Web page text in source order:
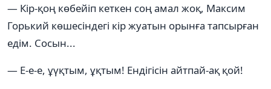
— Кір-қоң көбейіп кеткен соң амал жоқ, Максим
Горький көшесіндегі кір жуатын орынға тапсырған
едім. Сосын...
— Е-е-е, ұүқтым, ұқтым! Ендігісін айтпай-ақ қой!